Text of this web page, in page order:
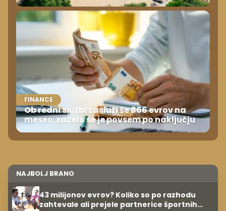
FINANCE
Ob redni službi zasluži še 866 evrov na
mesec: začelo se je povsem po naključju
NAJBOLJ BRANO
43 milijonov evrov? Koliko so po razhodu
zahtevale ali prejele partnerice športnih